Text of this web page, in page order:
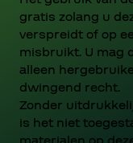
gratis zolang u
verspreidt of op
misbruikt. U mag
alleen
dwingend recht.
Zonder
is het niet